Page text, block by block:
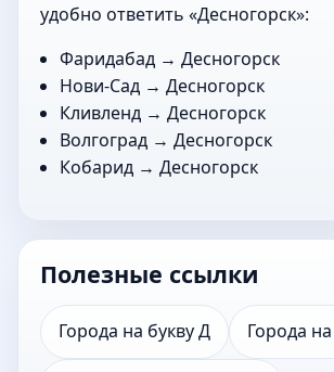
удобно ответить «Десногорск»:
Фаридабад → Десногорск
Нови-Сад → Десногорск
Кливленд → Десногорск
Волгоград → Десногорск
Кобарид → Десногорск
Полезные ссылки
Города на букву Д Города